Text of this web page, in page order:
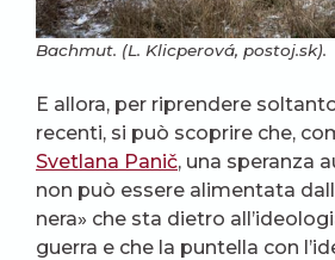
Bachmut. (L. Klicperová, postoj.sk).
E allora, per riprendere
recenti, si può scoprire che,
Svetlana Panič, una speranza
non può essere alimentata
nera» che sta dietro
guerra e che la puntella con